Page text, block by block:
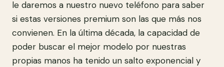
le daremos a nuestro nuevo teléfono para saber
si estas versiones premium son las que más nos
convienen. En la última década, la capacidad de
poder buscar el mejor modelo por nuestras
propias manos ha tenido un salto exponencial y